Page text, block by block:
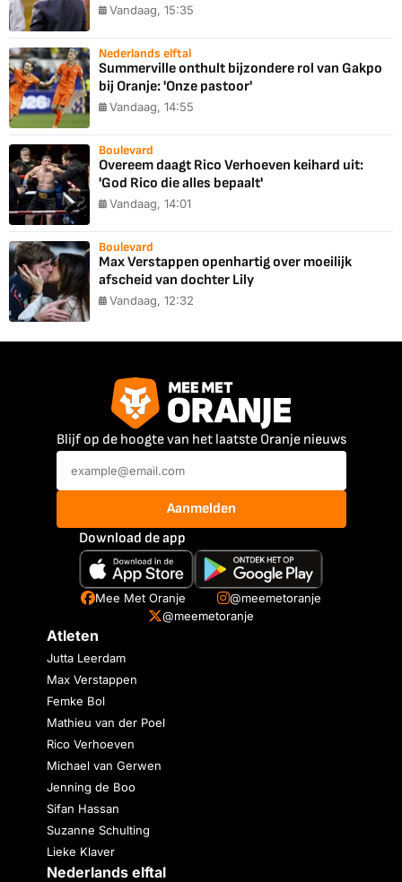
Vandaag, 15:35
Nederlands elftal
Summerville onthult bijzondere rol van Gakpo
bij Oranje: 'Onze pastoor'
Vandaag, 14:55
Boulevard
Overeem daagt Rico Verhoeven keihard uit:
'God Rico die alles bepaalt'
Vandaag, 14:01
Boulevard
Max Verstappen openhartig over moeilijk
afscheid van dochter Lily
Vandaag, 12:32
Blijf op de hoogte van het laatste Oranje nieuws
Aanmelden
Download de app
Mee Met Oranje
@meemetoranje
@meemetoranje
Atleten
Jutta Leerdam
Max Verstappen
Femke Bol
Mathieu van der Poel
Rico Verhoeven
Michael van Gerwen
Jenning de Boo
Sifan Hassan
Suzanne Schulting
Lieke Klaver
Nederlands elftal